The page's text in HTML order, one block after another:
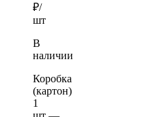
₽/
шт
В
наличии
Коробка
(картон)
1